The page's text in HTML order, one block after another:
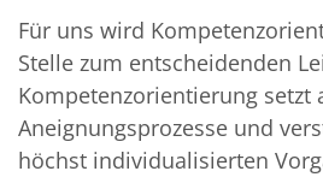
Für uns wird
Stelle zum entscheidenden
Kompetenzorientierung setzt
Aneignungsprozesse und
höchst individualisierten